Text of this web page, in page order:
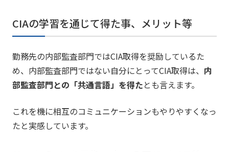
CIAの学習を通じて得た事、メリット等
勤務先の内部監査部門ではCIA取得を奨励しているた
め、内部監査部門ではない自分にとってCIA取得は、 内
部監査部門との「共通言語」を得たとも言えます。
これを機に相互のコミュニケーションもやりやすくなっ
たと実感しています。